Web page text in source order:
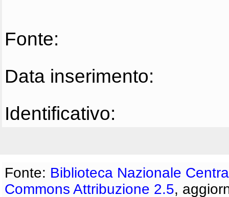
Fonte:
Data inserimento:
Identificativo:
Fonte: Biblioteca Nazionale
Commons Attribuzione 2.5,